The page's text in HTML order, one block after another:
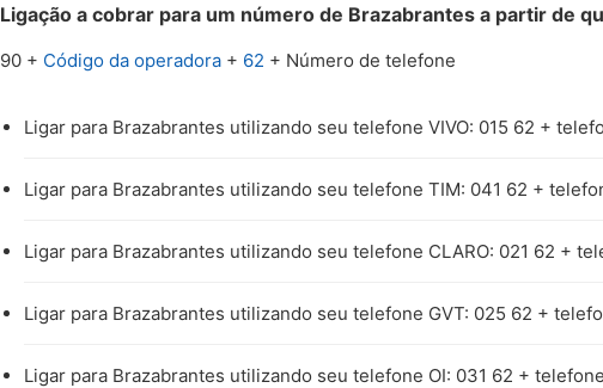
Ligação a cobrar para um número de Brazabrantes a partir de
90 + Código da operadora+ 62 + Número de telefone
Ligar para Brazabrantes utilizando seu telefone VIVO: 015 62 +
Ligar para Brazabrantes utilizando seu telefone TIM: 041 62 +
Ligar para Brazabrantes utilizando seu telefone CLARO: 021 62 +
Ligar para Brazabrantes utilizando seu telefone GVT: 025 62 +
Ligar para Brazabrantes utilizando seu telefone OI: 031 62 + telefone